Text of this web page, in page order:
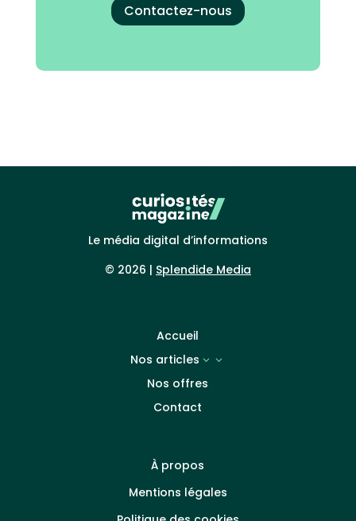
Contactez-nous
Le média digital d’informations
© 2026 | Splendide Media
Accueil
Nos articles
3
Nos offres
Contact
À propos
Mentions légales